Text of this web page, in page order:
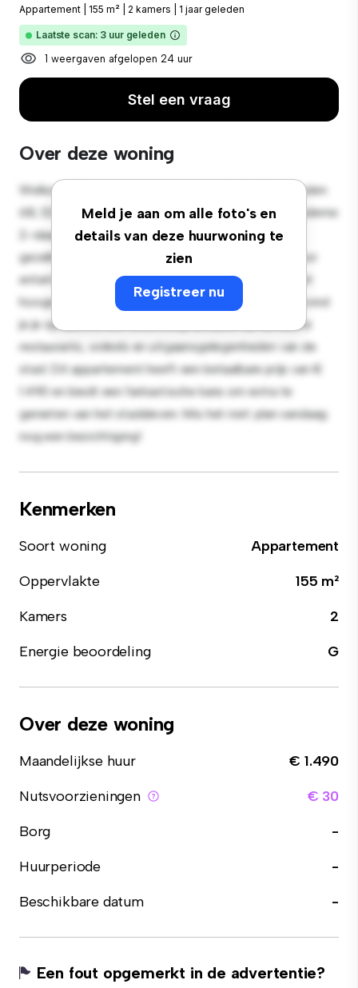
Appartement 155 m² 2 kamers 1 jaar geleden
Laatste scan: 3 uur geleden
1 weergaven afgelopen 24 uur
Stel een vraag
Over deze woning
Meld je aan om alle foto's en
details van deze huurwoning te
zien
Registreer nu
Welkom bij je nieuwe toevluchtsoord in Av. Prekelinden
68, 1200 Woluwe-Saint-Lambert, Belgique! Dit moderne
2-slaapkamerappartement biedt een stijlvolle en
gezellige leefruimte. De open indeling is perfect voor
entertainment en de strakke keuken is uitgerust met
hoogwaardige apparatuur. Dankzij de toplocatie bevind
je je op slechts een steenworp afstand van de beste
restaurants, winkels en uitgaansgelegenheden van de
stad. Dit appartement heeft een betaalbare prijs van €
1.490 en biedt een fantastische kans om extra te
genieten van het stadsleven. Mis het niet: plan vandaag
nog een bezichtiging!
Kenmerken
Soort woning
Appartement
Oppervlakte
155 m²
Kamers
2
Energie beoordeling
G
Over deze woning
Maandelijkse huur
€ 1.490
Nutsvoorzieningen
€ 30
Borg
-
Huurperiode
-
Beschikbare datum
-
Een fout opgemerkt in de advertentie?